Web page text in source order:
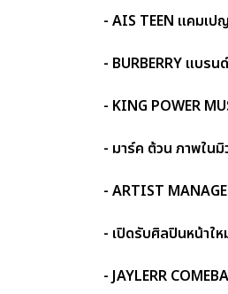
- AIS TEEN แคมเ
- BURBERRY แบ
- KING POWER
- มาร์ค ต้วน ภาพใน
- ARTIST
- เปิดรับศิลปินหน้าใ
- JAYLERR